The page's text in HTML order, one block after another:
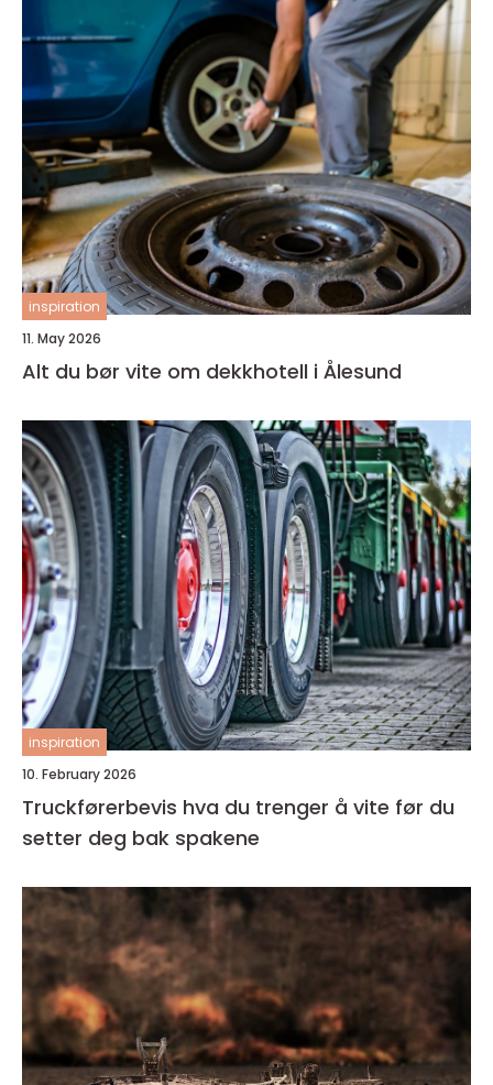
inspiration
11. May 2026
Alt du bør vite om dekkhotell i Ålesund
inspiration
10. February 2026
Truckførerbevis hva du trenger å vite før du
setter deg bak spakene